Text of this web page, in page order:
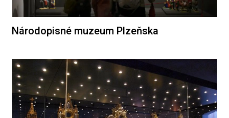
Národopisné muzeum Plzeňska